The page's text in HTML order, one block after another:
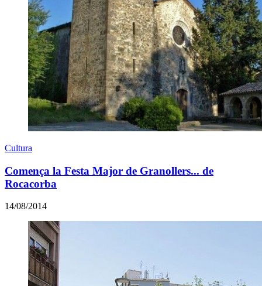
Cultura
Comença la Festa Major de Granollers... de
Rocacorba
14/08/2014